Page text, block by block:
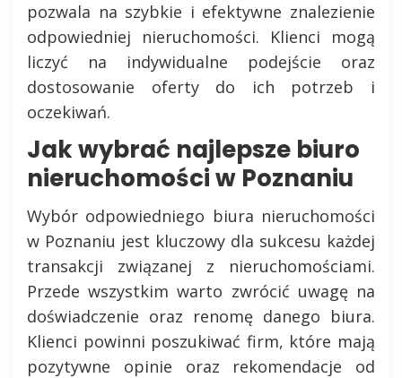
pozwala na szybkie i efektywne znalezienie
odpowiedniej nieruchomości. Klienci mogą
liczyć na indywidualne podejście oraz
dostosowanie oferty do ich potrzeb i
oczekiwań.
Jak wybrać najlepsze biuro
nieruchomości w Poznaniu
Wybór odpowiedniego biura nieruchomości
w Poznaniu jest kluczowy dla sukcesu każdej
transakcji związanej z nieruchomościami.
Przede wszystkim warto zwrócić uwagę na
doświadczenie oraz renomę danego biura.
Klienci powinni poszukiwać firm, które mają
pozytywne opinie oraz rekomendacje od